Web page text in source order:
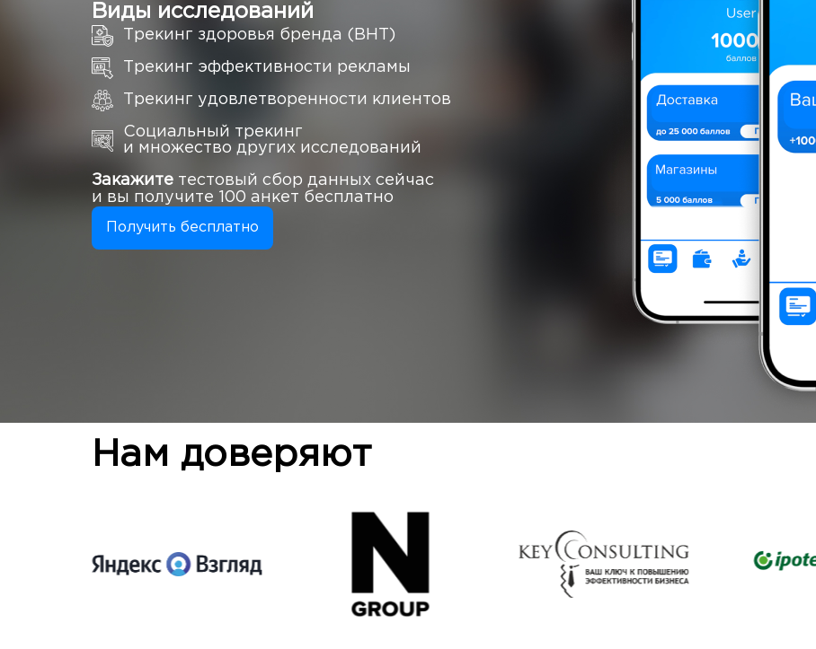
Виды исследований
Трекинг здоровья бренда (BHT)
Трекинг эффективности рекламы
Трекинг удовлетворенности клиентов
Социальный трекинг
и множество других исследований
Закажите тестовый сбор данных cейчас
и вы получите 100 анкет бесплатно
Получить бесплатно
Нам доверяют